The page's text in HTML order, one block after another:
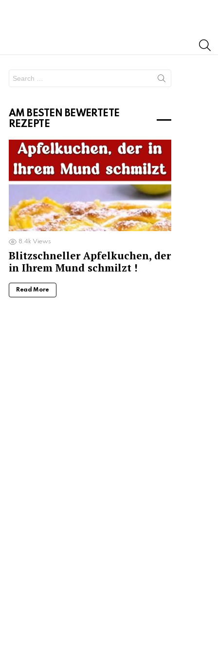
for:
AM BESTEN BEWERTETE
REZEPTE
8.4k Views
Blitzschneller Apfelkuchen, der
in Ihrem Mund schmilzt !
Read More